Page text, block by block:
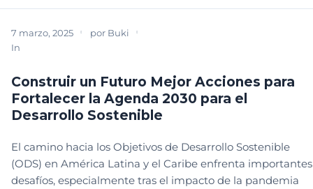
7 marzo, 2025 por Buki
In
Construir un Futuro Mejor Acciones para
Fortalecer la Agenda 2030 para el
Desarrollo Sostenible
El camino hacia los Objetivos de Desarrollo Sostenible
(ODS) en América Latina y el Caribe enfrenta importantes
desafíos, especialmente tras el impacto de la pandemia